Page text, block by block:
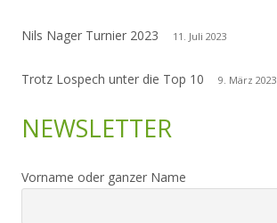
Nils Nager Turnier 2023 11. Juli 2023
Trotz Lospech unter die Top 10 9. März 2023
NEWSLETTER
Vorname oder ganzer Name